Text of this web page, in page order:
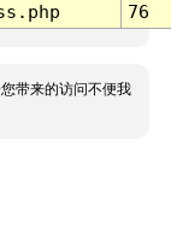
76
带来的访问不便我